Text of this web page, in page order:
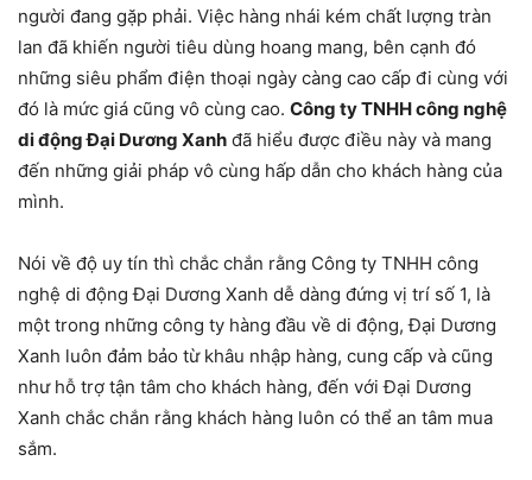
người đang gặp phải. Việc hàng nhái kém chất lượng tràn
lan đã khiến người tiêu dùng hoang mang, bên cạnh đó
những siêu phẩm điện thoại ngày càng cao cấp đi cùng với
đó là mức giá cũng vô cùng cao. Công ty TNHH công nghệ
di động Đại Dương Xanh đã hiểu được điều này và mang
đến những giải pháp vô cùng hấp dẫn cho khách hàng của
mình.
Nói về độ uy tín thì chắc chắn rằng Công ty TNHH công
nghệ di động Đại Dương Xanh dễ dàng đứng vị trí số 1, là
một trong những công ty hàng đầu về di động, Đại Dương
Xanh luôn đảm bảo từ khâu nhập hàng, cung cấp và cũng
như hỗ trợ tận tâm cho khách hàng, đến với Đại Dương
Xanh chắc chắn rằng khách hàng luôn có thể an tâm mua
sắm.